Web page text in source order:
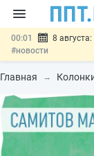
00:01
8
#новости
07.08 Подписан
«Честный знак»
07.08
Госпошлину
отменить #новости
#новости
Главная